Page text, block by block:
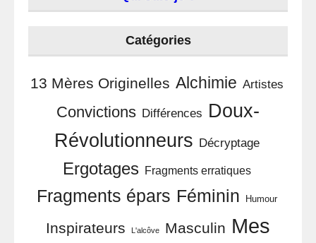
Catégories
13 Mères Originelles Alchimie Artistes
Convictions Différences Doux-
Révolutionneurs Décryptage
Ergotages Fragments erratiques
Fragments épars Féminin Humour
Inspirateurs L'alcôve Masculin Mes